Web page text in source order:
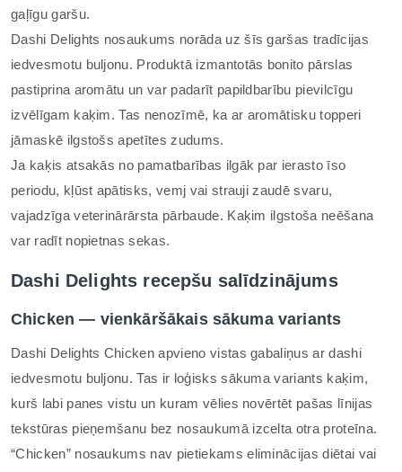
gaļīgu garšu.
Dashi Delights nosaukums norāda uz šīs garšas tradīcijas
iedvesmotu buljonu. Produktā izmantotās bonito pārslas
pastiprina aromātu un var padarīt papildbarību pievilcīgu
izvēlīgam kaķim. Tas nenozīmē, ka ar aromātisku topperi
jāmaskē ilgstošs apetītes zudums.
Ja kaķis atsakās no pamatbarības ilgāk par ierasto īso
periodu, kļūst apātisks, vemj vai strauji zaudē svaru,
vajadzīga veterinārārsta pārbaude. Kaķim ilgstoša neēšana
var radīt nopietnas sekas.
Dashi Delights recepšu salīdzinājums
Chicken — vienkāršākais sākuma variants
Dashi Delights Chicken apvieno vistas gabaliņus ar dashi
iedvesmotu buljonu. Tas ir loģisks sākuma variants kaķim,
kurš labi panes vistu un kuram vēlies novērtēt pašas līnijas
tekstūras pieņemšanu bez nosaukumā izcelta otra proteīna.
“Chicken” nosaukums nav pietiekams eliminācijas diētai vai